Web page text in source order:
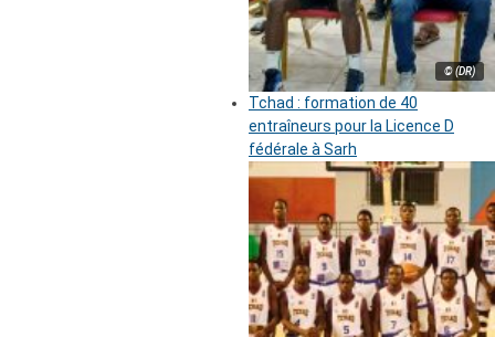
© (DR)
Tchad : formation de 40
entraîneurs pour la Licence D
fédérale à Sarh